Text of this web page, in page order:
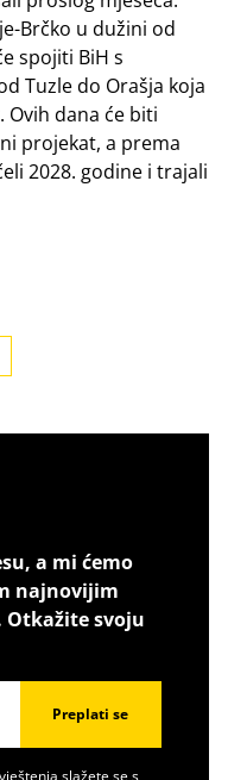
Brčko u dužini od
spojiti BiH s
Tuzle do Orašja koja
dana će biti
projekat, a prema
2028. godine i trajali
a mi ćemo
najnovijim
Otkažite svoju
Preplati se